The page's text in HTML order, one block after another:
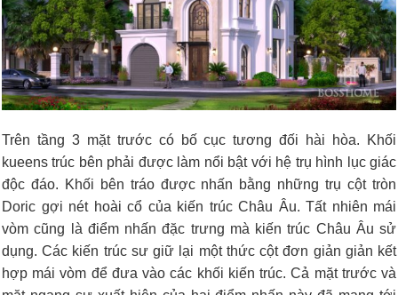
Trên tầng 3 mặt trước có bố cục tương đối hài hòa. Khối
kueens trúc bên phải được làm nổi bật với hệ trụ hình lục giác
độc đáo. Khối bên tráo được nhấn bằng những trụ cột tròn
Doric gợi nét hoài cổ của kiến trúc Châu Âu. Tất nhiên mái
vòm cũng là điểm nhấn đặc trưng mà kiến trúc Châu Âu sử
dụng. Các kiến trúc sư giữ lại một thức cột đơn giản giản kết
hợp mái vòm để đưa vào các khối kiến trúc. Cả mặt trước và